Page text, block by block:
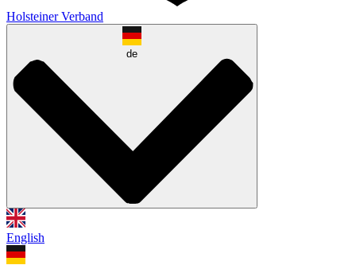
Holsteiner Verband
de
English